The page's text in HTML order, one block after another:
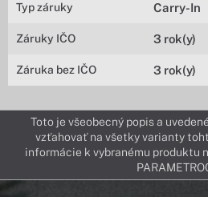
Typ záruky Carry-In
Záruky IČO 3 rok(y)
Záruka bez IČO 3 rok(y)
Toto je všeobecný popis a
vzťahovať na všetky varianty
informácie k vybranému produktu